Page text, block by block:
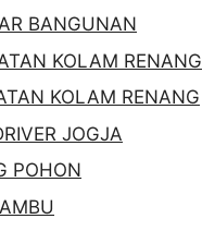
BANGUNAN
KOLAM RENANG
KOLAM RENANG
JOGJA
POHON